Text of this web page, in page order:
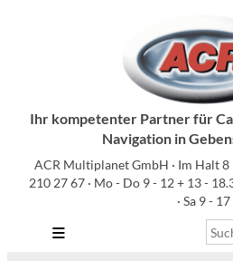
Ihr kompetenter Partner für
Navigation in
ACR Multiplanet GmbH · Im Halt 8
210 27 67 · Mo - Do 9 - 12 + 13 -
· Sa 9 - 17
≡